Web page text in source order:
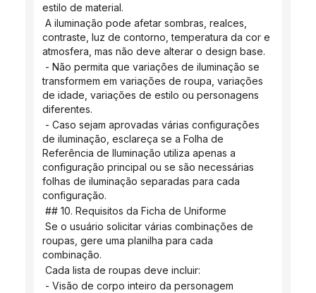
estilo de material.
contraste, luz de contorno, temperatura da cor e
atmosfera, mas não deve alterar o design base.
transformem em variações de roupa, variações
de idade, variações de estilo ou personagens
diferentes.
de iluminação, esclareça se a Folha de
Referência de Iluminação utiliza apenas a
configuração principal ou se são necessárias
folhas de iluminação separadas para cada
configuração.
## 10. Requisitos da Ficha de Uniforme
roupas, gere uma planilha para cada
combinação.
Cada lista de roupas deve incluir: